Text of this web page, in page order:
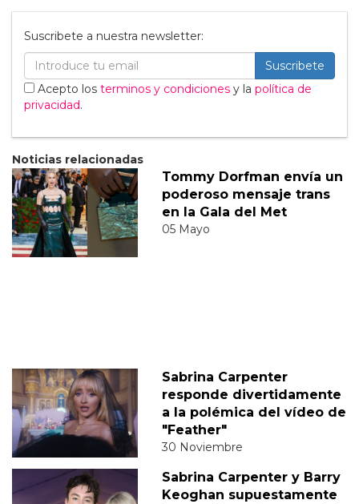
Suscribete a nuestra newsletter:
Suscribete
Acepto los terminos y condiciones y la política de
privacidad.
Noticias relacionadas
Tommy Dorfman envía un
poderoso mensaje trans
en la Gala del Met
05 Mayo
Sabrina Carpenter
responde divertidamente
a la polémica del vídeo de
"Feather"
30 Noviembre
Sabrina Carpenter y Barry
Keoghan supuestamente